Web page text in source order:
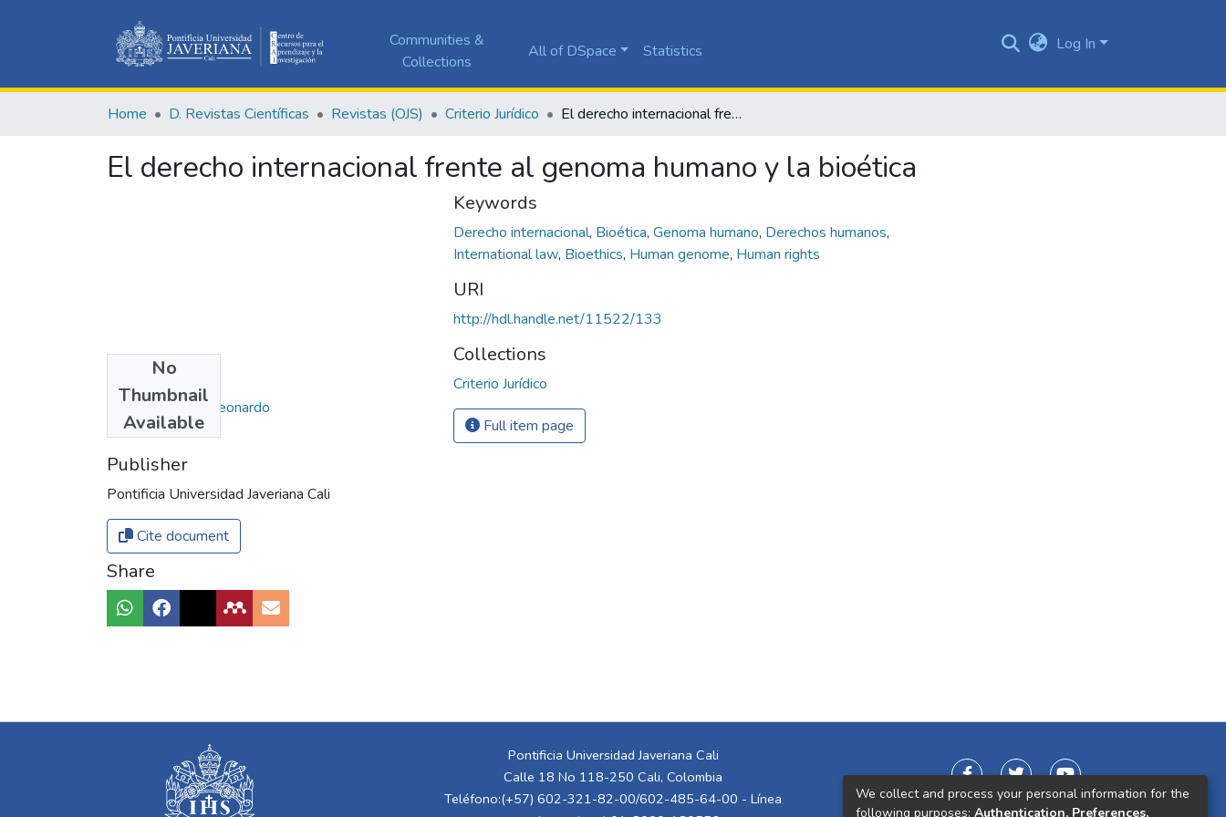
Communities &
Collections
All of DSpace Statistics Log In
Home D. Revistas Científicas Revistas (OJS) Criterio Jurídico El derecho internacional frente al genoma humano y la bioética
El derecho internacional frente al genoma humano y la bioética
No
Thumbnail
Available
Authors
Sabogal Murcia, Leonardo
Publisher
Pontificia Universidad Javeriana Cali
Cite document
Share
Keywords
Derecho internacional, Bioética, Genoma humano, Derechos humanos,
International law, Bioethics, Human genome, Human rights
URI
http://hdl.handle.net/11522/133
Collections
Criterio Jurídico
Full item page
Pontificia Universidad Javeriana Cali
Calle 18 No 118-250 Cali, Colombia
Teléfono:(+57) 602-321-82-00/602-485-64-00 - Línea
We collect and process your personal information for the
following purposes: Authentication, Preferences,